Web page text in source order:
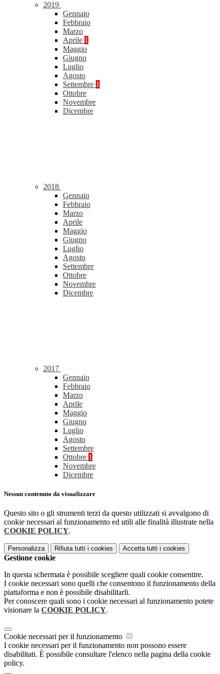
2019
Gennaio
Febbraio
Marzo
Aprile 1
Maggio
Giugno
Luglio
Agosto
Settembre 1
Ottobre
Novembre
Dicembre
2018
Gennaio
Febbraio
Marzo
Aprile
Maggio
Giugno
Luglio
Agosto
Settembre
Ottobre
Novembre
Dicembre
2017
Gennaio
Febbraio
Marzo
Aprile
Maggio
Giugno
Luglio
Agosto
Settembre
Ottobre 1
Novembre
Dicembre
Nessun contenuto da visualizzare
Questo sito o gli strumenti terzi da questo utilizzati si avvalgono di
cookie necessari al funzionamento ed utili alle finalità illustrate nella
COOKIE POLICY.
Personalizza Rifiuta tutti i cookies Accetta tutti i cookies
Gestione cookie
In questa schermata è possibile scegliere quali cookie consentire.
I cookie necessari sono quelli che consentono il funzionamento della
piattaforma e non è possibile disabilitarli.
Per conoscere quali sono i cookie necessari al funzionamento potete
visionare la COOKIE POLICY.
Cookie necessari per il funzionamento
I cookie necessari per il funzionamento non possono essere
disabilitati. È possibile consultare l'elenco nella pagina della cookie
policy.